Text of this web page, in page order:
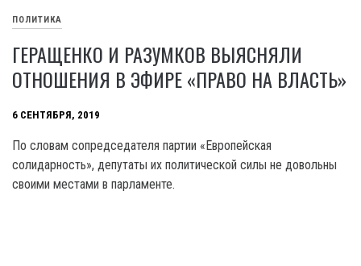
ПОЛИТИКА
ГЕРАЩЕНКО И РАЗУМКОВ ВЫЯСНЯЛИ
ОТНОШЕНИЯ В ЭФИРЕ «ПРАВО НА ВЛАСТЬ»
6 СЕНТЯБРЯ, 2019
По словам сопредседателя партии «Европейская
солидарность», депутаты их политической силы не довольны
своими местами в парламенте.